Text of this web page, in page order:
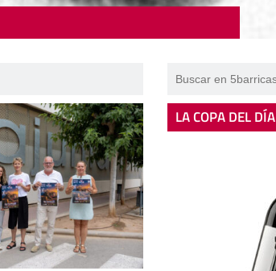
LA COPA DEL DÍA